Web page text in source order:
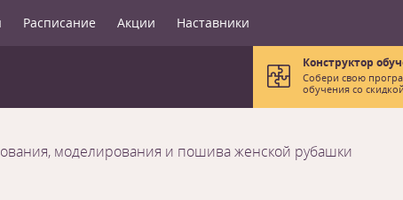
Расписание Акции Наставники
Конструктор
Собери свою
обучения со
моделирования и пошива женской рубашки